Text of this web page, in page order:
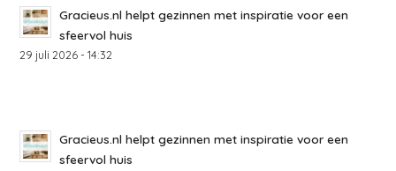
Gracieus.nl helpt gezinnen met inspiratie voor een
sfeervol huis
29 juli 2026 - 14:32
Gracieus.nl helpt gezinnen met inspiratie voor een
sfeervol huis